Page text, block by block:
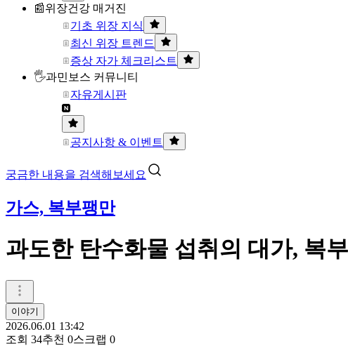
📰위장건강 매거진
기초 위장 지식
최신 위장 트렌드
증상 자가 체크리스트
🖐과민보스 커뮤니티
자유게시판
공지사항 & 이벤트
궁금한 내용을 검색해보세요
가스, 복부팽만
과도한 탄수화물 섭취의 대가, 복
이야기
2026.06.01 13:42
조회 34추천 0스크랩 0